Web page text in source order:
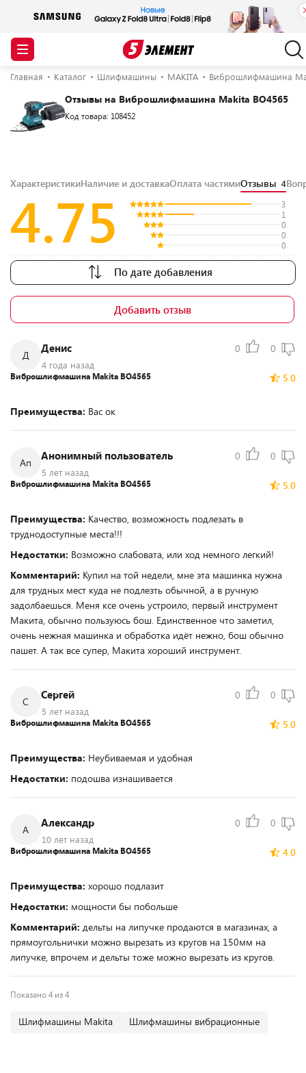
Главная Каталог Шлифмашины MAKITA Виброшлифмашина
Отзывы на Виброшлифмашина Makita BO4565
Код товара: 108452
ХарактеристикиНаличие и доставкаОплата частямиОтзывы 4
4.75
3
1
0
0
0
По дате добавления
Добавить отзыв
Д
Денис
4 года назад
0 0
5.0
Виброшлифмашина Makita BO4565
Преимущества: Вас ок
Ап
Анонимный пользователь
5 лет назад
0 0
5.0
Виброшлифмашина Makita BO4565
Преимущества: Качество, возможность подлезать в
труднодоступные места!!!
Недостатки: Возможно слабовата, или ход немного легкий!
Комментарий: Купил на той недели, мне эта машинка нужна
для трудных мест куда не подлезть обычной, а в ручную
задолбаешься. Меня ксе очень устроило, первый инструмент
Макита, обычно пользуюсь бош. Единственное что заметил,
очень нежная машинка и обработка идёт нежно, бош обычно
пашет. А так все супер, Макита хороший инструмент.
С
Сергей
5 лет назад
0 0
5.0
Виброшлифмашина Makita BO4565
Преимущества: Неубиваемая и удобная
Недостатки: подошва изнашивается
А
Александр
10 лет назад
0 0
4.0
Виброшлифмашина Makita BO4565
Преимущества: хорошо подлазит
Недостатки: мощности бы побольше
Комментарий: дельты на липучке продаются в магазинах, а
прямоугольнички можно вырезать из кругов на 150мм на
липучке, впрочем и дельты тоже можно вырезать из кругов.
Показано 4 из 4
Шлифмашины Makita Шлифмашины вибрационные